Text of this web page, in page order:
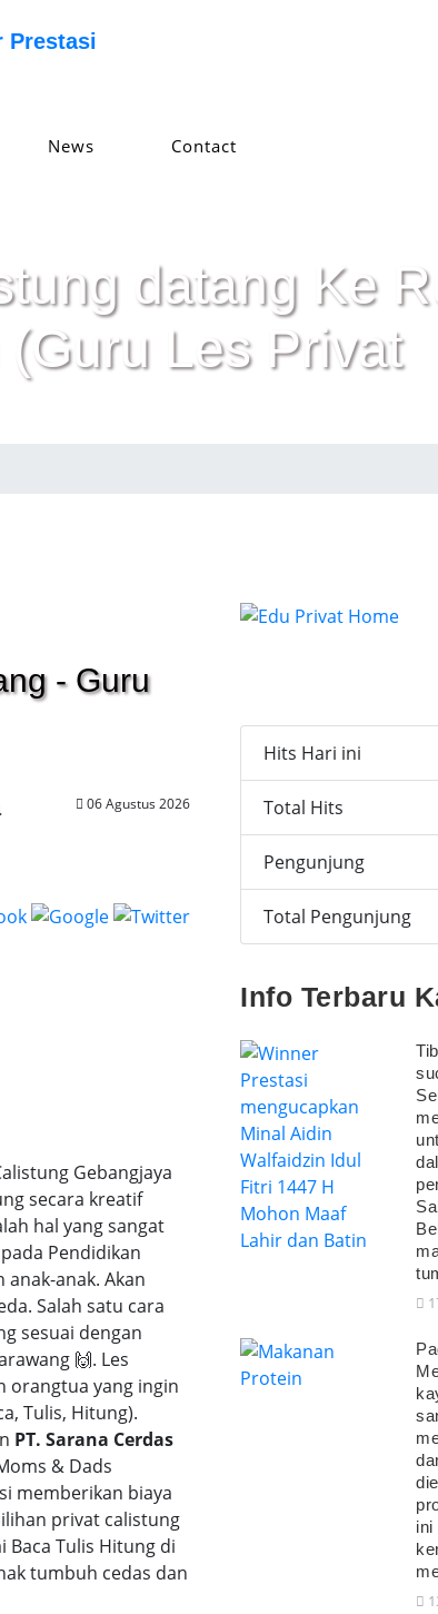
News Contact
datang Ke
Les Privat
- Guru
06 Agustus 2026
Gebangjaya
secara kreatif
hal yang sangat
Pendidikan
anak. Akan
Salah satu cara
sesuai dengan
🙌. Les
orangtua yang ingin
Tulis, Hitung).
PT. Sarana Cerdas
& Dads
memberikan biaya
privat calistung
Baca Tulis Hitung di
tumbuh cedas dan
Hits Hari ini
Total Hits
Pengunjung
Total Pengunjung
Info Terbaru
ini